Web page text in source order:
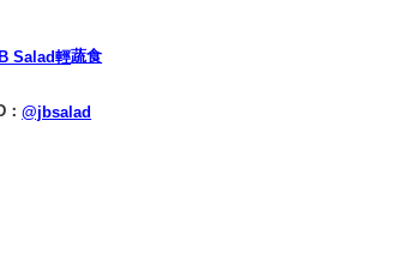
Salad輕蔬食
：@jbsalad